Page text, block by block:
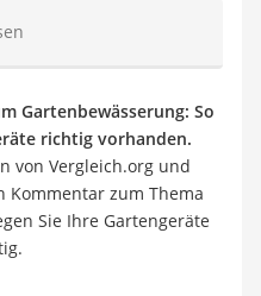
Gartenbewässerung: So
richtig vorhanden.
von Vergleich.org und
Kommentar zum Thema
Sie Ihre Gartengeräte